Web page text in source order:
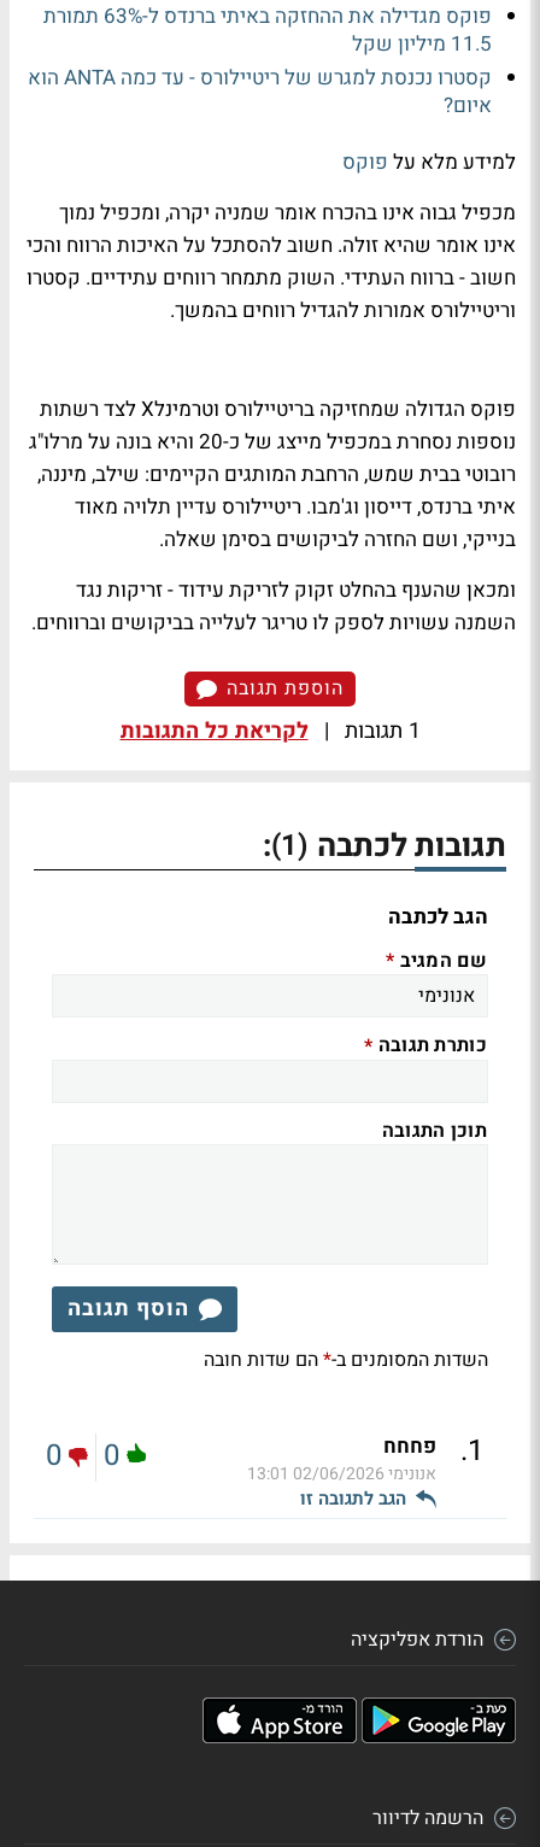
פוקס מגדילה את ההחזקה באיתי ברנדס ל-63% תמורת
11.5 מיליון שקל
קסטרו נכנסת למגרש של ריטיילורס - עד כמה ANTA הוא
איום?
למידע מלא על פוקס
מכפיל גבוה אינו בהכרח אומר שמניה יקרה, ומכפיל נמוך
אינו אומר שהיא זולה. חשוב להסתכל על האיכות הרווח והכי
חשוב - ברווח העתידי. השוק מתמחר רווחים עתידיים. קסטרו
וריטיילורס אמורות להגדיל רווחים בהמשך.
פוקס הגדולה שמחזיקה בריטיילורס וטרמינלX לצד רשתות
נוספות נסחרת במכפיל מייצג של כ-20 והיא בונה על מרלו"ג
רובוטי בבית שמש, הרחבת המותגים הקיימים: שילב, מיננה,
איתי ברנדס, דייסון וג'מבו. ריטיילורס עדיין תלויה מאוד
בנייקי, ושם החזרה לביקושים בסימן שאלה.
ומכאן שהענף בהחלט זקוק לזריקת עידוד - זריקות נגד
השמנה עשויות לספק לו טריגר לעלייה בביקושים וברווחים.
הוספת תגובה
1 תגובות | לקריאת כל התגובות
תגובות לכתבה (1)
:
הגב לכתבה
שם המגיב *
כותרת תגובה *
תוכן התגובה
הוסף תגובה
השדות המסומנים ב-*הם שדות חובה
1
. פחחח
אנונימי02/06/2026 13:01
הגב לתגובה זו
0
0
הורדת אפליקציה
הרשמה לדיוור